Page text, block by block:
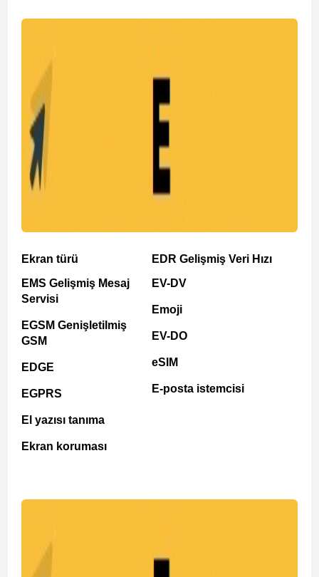
Ekran türü
EMS Gelişmiş Mesaj
Servisi
EGSM Genişletilmiş
GSM
EDGE
EGPRS
El yazısı tanıma
Ekran koruması
EDR Gelişmiş Veri Hızı
EV-DV
Emoji
EV-DO
eSIM
E-posta istemcisi